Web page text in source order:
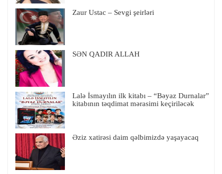
Zaur Ustac – Sevgi şeirləri
SƏN QADIR ALLAH
Lalə İsmayılın ilk kitabı – “Bəyaz Durnalar”
kitabının təqdimat mərasimi keçiriləcək
Əziz xatirəsi daim qəlbimizdə yaşayacaq